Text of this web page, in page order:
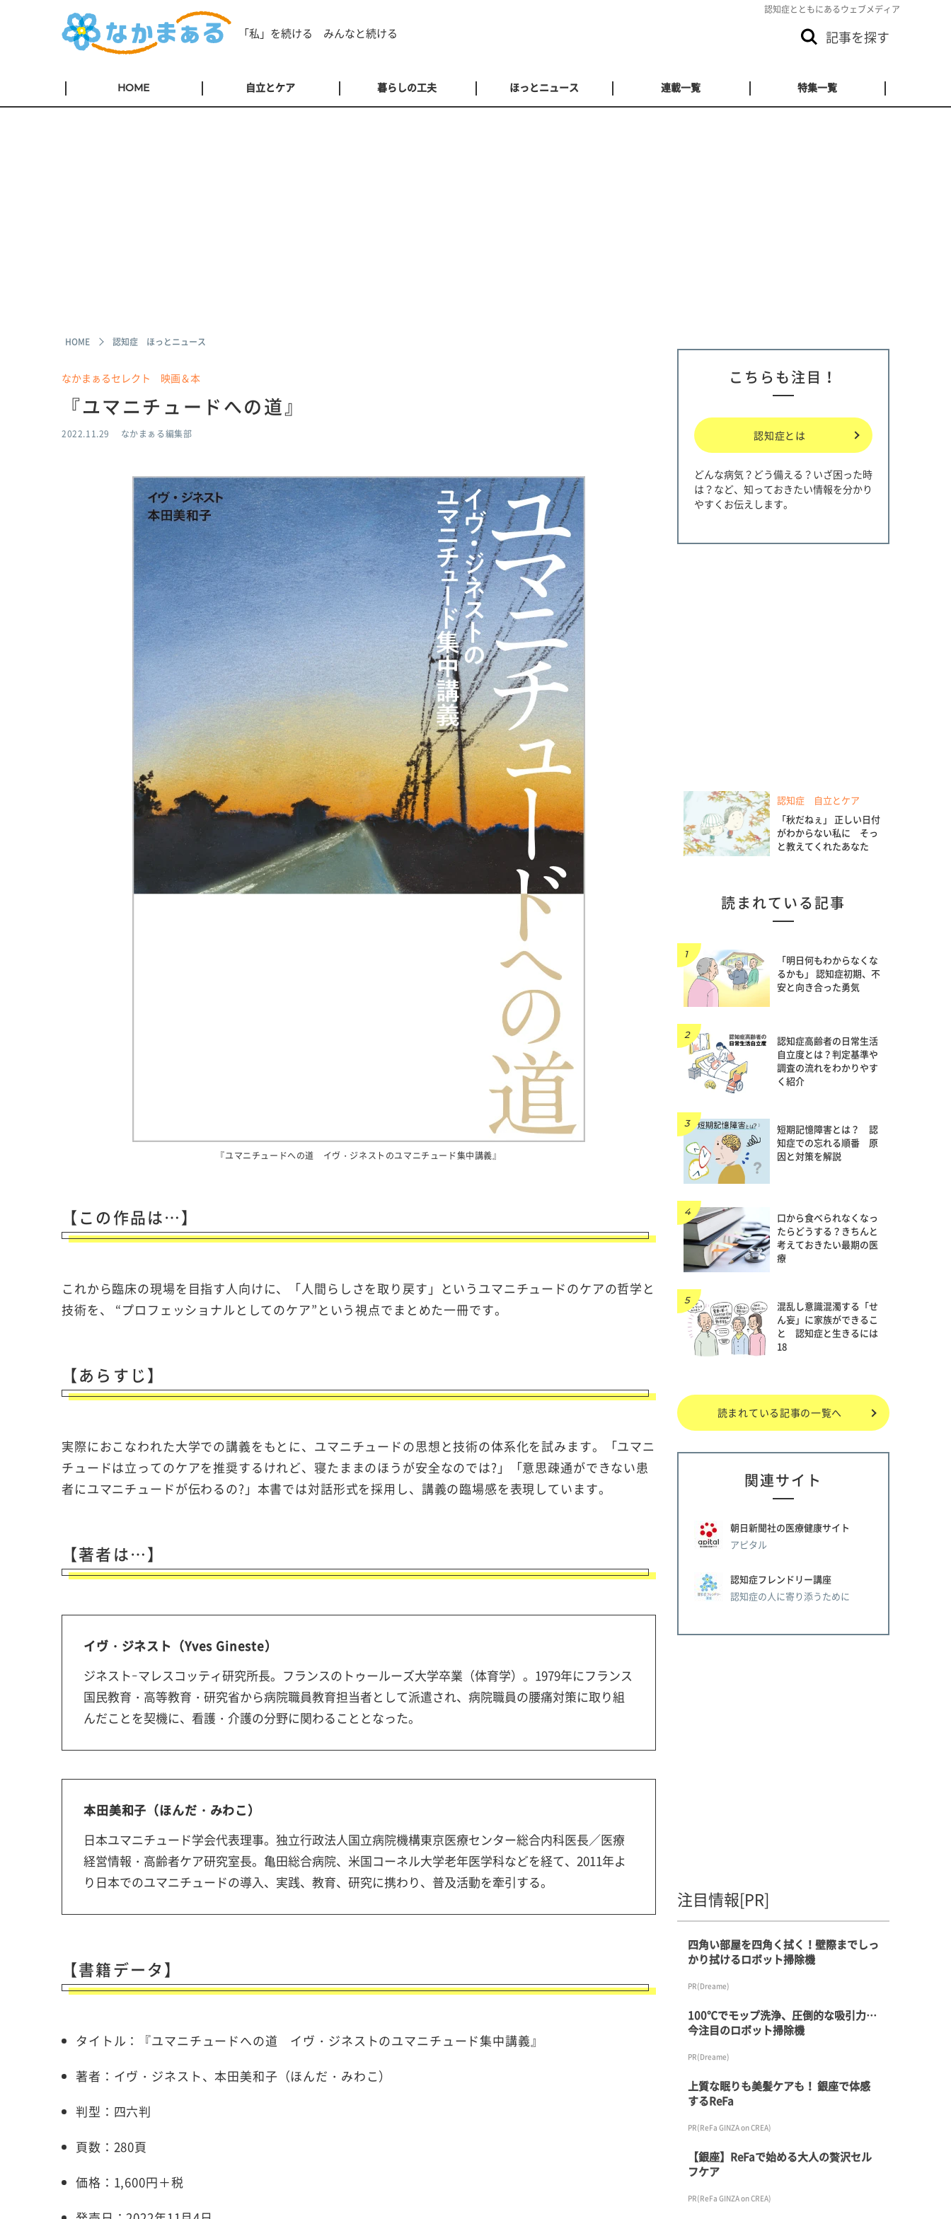
認知症とともにあるウェブメディア
「私」を続ける みんなと続ける 記事を探す
HOME 自立とケア 暮らしの工夫 ほっとニュース 連載一覧 特集一覧
HOME 認知症 ほっとニュース
なかまぁるセレクト 映画＆本
『ユマニチュードへの道』
2022.11.29 なかまぁる編集部
『ユマニチュードへの道 イヴ・ジネストのユマニチュード集中講義』
【この作品は…】
これから臨床の現場を目指す人向けに、「人間らしさを取り戻す」というユマニチュードのケアの哲学と
技術を、 “プロフェッショナルとしてのケア”という視点でまとめた一冊です。
【あらすじ】
実際におこなわれた大学での講義をもとに、ユマニチュードの思想と技術の体系化を試みます。「ユマニ
チュードは立ってのケアを推奨するけれど、寝たままのほうが安全なのでは?」「意思疎通ができない患
者にユマニチュードが伝わるの?」本書では対話形式を採用し、講義の臨場感を表現しています。
【著者は…】
イヴ・ジネスト（Yves Gineste）
ジネストｰマレスコッティ研究所長。フランスのトゥールーズ大学卒業（体育学）。1979年にフランス
国民教育・高等教育・研究省から病院職員教育担当者として派遣され、病院職員の腰痛対策に取り組
んだことを契機に、看護・介護の分野に関わることとなった。
本田美和子（ほんだ・みわこ）
日本ユマニチュード学会代表理事。独立行政法人国立病院機構東京医療センター総合内科医長／医療
経営情報・高齢者ケア研究室長。亀田総合病院、米国コーネル大学老年医学科などを経て、2011年よ
り日本でのユマニチュードの導入、実践、教育、研究に携わり、普及活動を牽引する。
【書籍データ】
タイトル：『ユマニチュードへの道 イヴ・ジネストのユマニチュード集中講義』
著者：イヴ・ジネスト、本田美和子（ほんだ・みわこ）
判型：四六判
頁数：280頁
価格：1,600円＋税
こちらも注目！
認知症とは
どんな病気？どう備える？いざ困った時
は？など、知っておきたい情報を分かり
やすくお伝えします。
認知症 自立とケア
「秋だねぇ」 正しい日付
がわからない私に そっ
と教えてくれたあなた
読まれている記事
「明日何もわからなくな
るかも」 認知症初期、不
安と向き合った勇気
認知症高齢者の日常生活
自立度とは？判定基準や
調査の流れをわかりやす
く紹介
短期記憶障害とは？ 認
知症での忘れる順番 原
因と対策を解説
口から食べられなくなっ
たらどうする？きちんと
考えておきたい最期の医
療
混乱し意識混濁する「せ
ん妄」に家族ができるこ
と 認知症と生きるには
18
読まれている記事の一覧へ
関連サイト
朝日新聞社の医療健康サイト
アピタル
認知症フレンドリー講座
認知症の人に寄り添うために
注目情報[PR]
四角い部屋を四角く拭く！壁際までしっ
かり拭けるロボット掃除機
PR(Dreame)
100℃でモップ洗浄、圧倒的な吸引力…
今注目のロボット掃除機
PR(Dreame)
上質な眠りも美髪ケアも！ 銀座で体感
するReFa
PR(ReFa GINZA on CREA)
【銀座】ReFaで始める大人の贅沢セル
フケア
PR(ReFa GINZA on CREA)